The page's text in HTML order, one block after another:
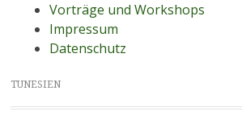
Vorträge und Workshops
Impressum
Datenschutz
TUNESIEN